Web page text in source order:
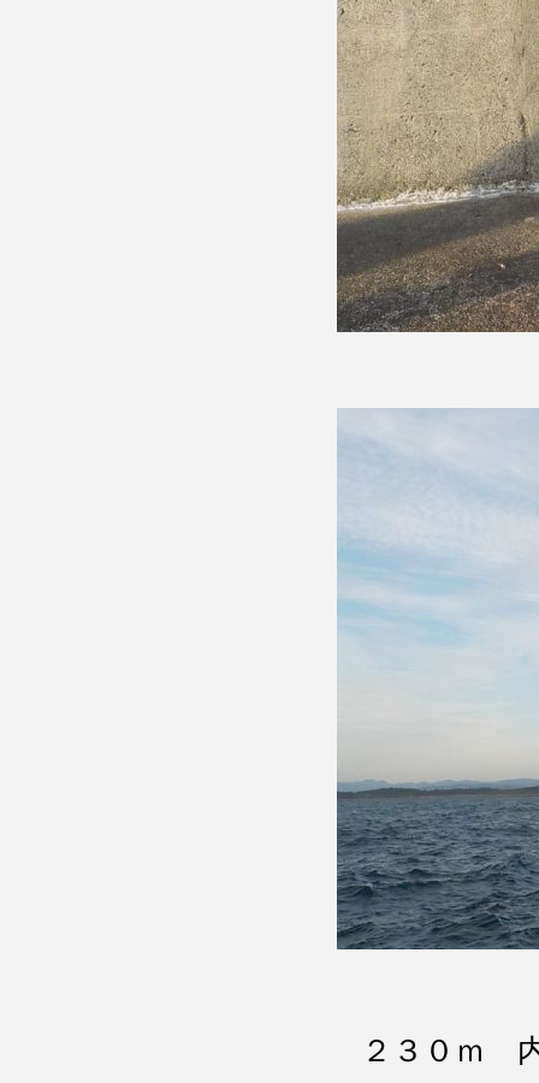
２３０ｍ